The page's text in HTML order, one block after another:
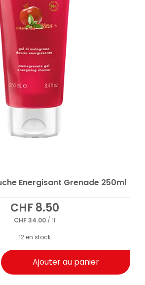
Energisant Grenade 250ml
CHF8.50
CHF34.00 / 1l
12 en stock
Ajouter au panier